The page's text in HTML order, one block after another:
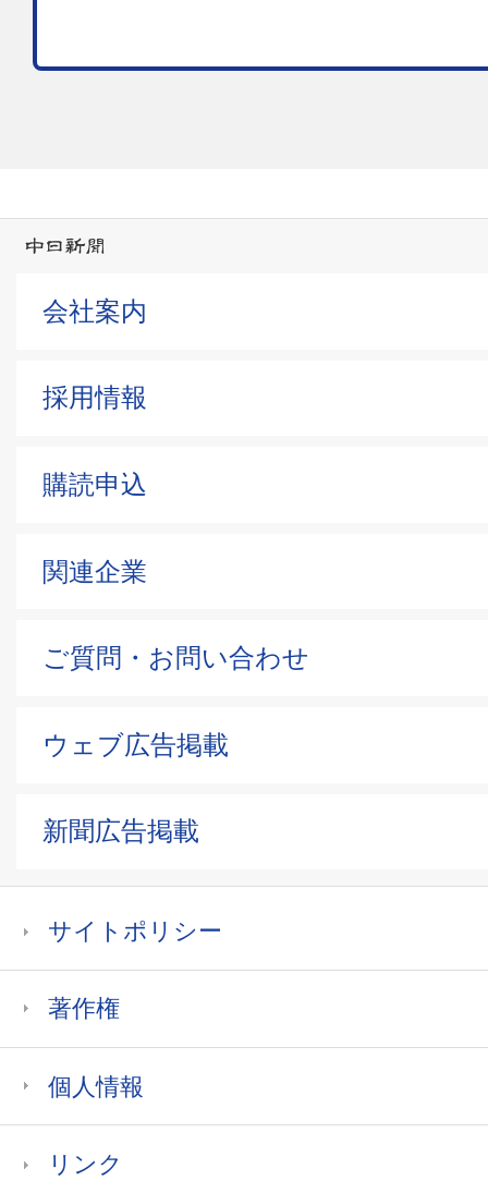
会社案内
採用情報
購読申込
関連企業
ご質問・お問い合わせ
ウェブ広告掲載
新聞広告掲載
サイトポリシー
著作権
個人情報
リンク